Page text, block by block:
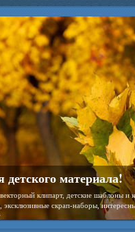
материала!
клипарт, детские шаблоны
скрап-наборы,